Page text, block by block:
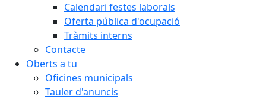
Calendari festes laborals
Oferta pública d'ocupació
Tràmits interns
Contacte
Oberts a tu
Oficines municipals
Tauler d'anuncis